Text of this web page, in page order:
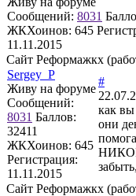
Сообщений: 8031
ЖКХоинов: 645
11.11.2015
Сайт Реформажкх
Sergey_P
Живу на форуме
Сообщений:
8031 Баллов:
32411
ЖКХоинов: 645
Регистрация:
11.11.2015
#
как
они
Сайт Реформажкх